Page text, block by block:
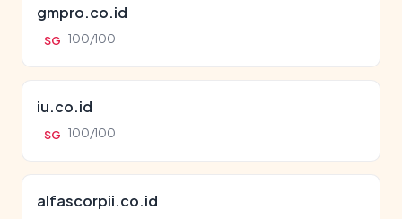
gmpro.co.id
SG 100/100
iu.co.id
SG 100/100
alfascorpii.co.id